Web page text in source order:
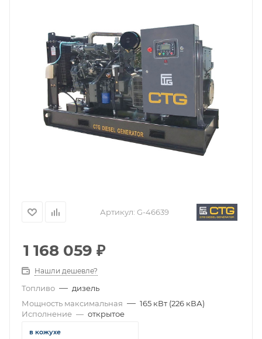
Артикул: G-46639
1 168 059 ₽
Нашли дешевле?
Топливо — дизель
Мощность максимальная — 165 кВт (226 кВА)
Исполнение — открытое
в кожухе